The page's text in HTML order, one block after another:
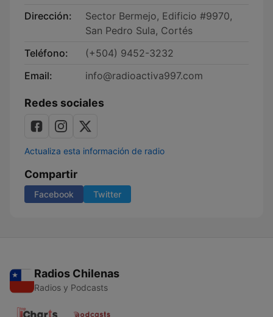
Dirección:
Sector Bermejo, Edificio #9970,
San Pedro Sula, Cortés
Teléfono:
(+504) 9452-3232
Email:
info@radioactiva997.com
Redes sociales
Actualiza esta información de radio
Compartir
Facebook Twitter
Radios Chilenas
Radios y Podcasts